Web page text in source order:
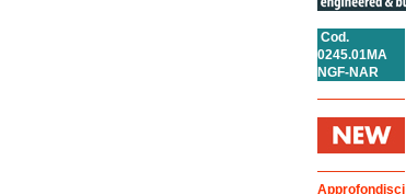
Cod.
0245.01MA
NGF-NAR
Approfondisci